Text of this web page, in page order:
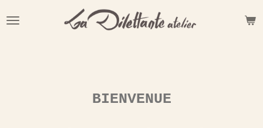
au
BIENVENUE